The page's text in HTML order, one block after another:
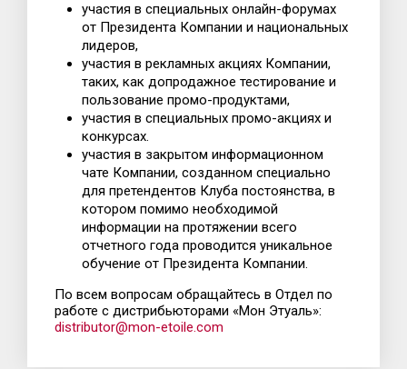
участия в специальных онлайн-форумах
от Президента Компании и национальных
лидеров,
участия в рекламных акциях Компании,
таких, как допродажное тестирование и
пользование промо-продуктами,
участия в специальных промо-акциях и
конкурсах.
участия в закрытом информационном
чате Компании, созданном специально
для претендентов Клуба постоянства, в
котором помимо необходимой
информации на протяжении всего
отчетного года проводится уникальное
обучение от Президента Компании.
По всем вопросам обращайтесь в Отдел по
работе с дистрибьюторами «Мон Этуаль»:
distributor@mon-etoile.com